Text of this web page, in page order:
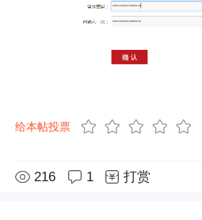
给本帖投票
216 1 打赏